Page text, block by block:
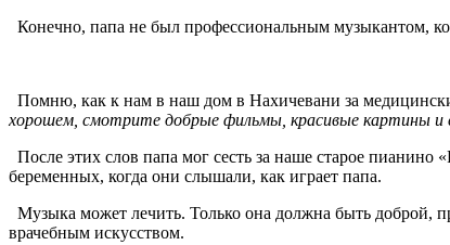
Конечно, папа не был профессиональным музыкантом,
Помню, как к нам в наш дом в Нахичевани за
хорошем, смотрите добрые фильмы, красивые картины и
После этих слов папа мог сесть за наше старое
беременных, когда они слышали, как играет папа.
Музыка может лечить. Только она должна быть доброй,
врачебным искусством.